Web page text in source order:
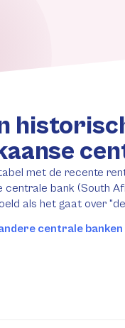
met de recente
centrale bank (South
als het gaat over
centrale banken